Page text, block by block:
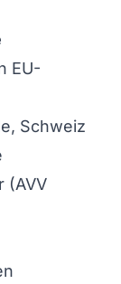
EU-
Schweiz
(AVV